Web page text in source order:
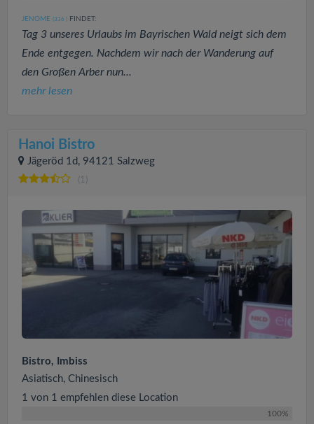
JENOME (336 ) FINDET:
Tag 3 unseres Urlaubs im Bayrischen Wald neigt sich dem
Ende entgegen. Nachdem wir nach der Wanderung auf
den Großen Arber nun...
mehr lesen
Hanoi Bistro
Jägeröd 1d, 94121 Salzweg
(1)
Bistro, Imbiss
Asiatisch, Chinesisch
1 von 1 empfehlen diese Location
100%